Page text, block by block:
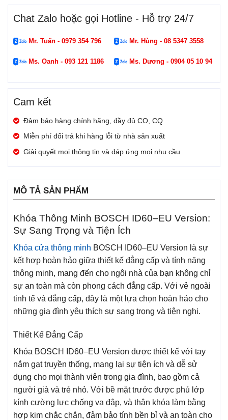
Chat Zalo hoặc gọi Hotline - Hỗ trợ 24/7
Mr. Tuấn - 0979 354 796 Mr. Hùng - 08 5347 3558
Ms. Oanh - 093 121 1186 Ms. Dương - 0904 05 10 94
Cam kết
Đảm bảo hàng chính hãng, đầy đủ CO, CQ
Miễn phí đổi trả khi hàng lỗi từ nhà sản xuất
Giải quyết mọi thông tin và đáp ứng mọi nhu cầu
MÔ TẢ SẢN PHẨM
Khóa Thông Minh BOSCH ID60–EU Version:
Sự Sang Trọng và Tiện Ích
Khóa cửa thông minh BOSCH ID60–EU Version là sự
kết hợp hoàn hảo giữa thiết kế đẳng cấp và tính năng
thông minh, mang đến cho ngôi nhà của bạn không chỉ
sự an toàn mà còn phong cách đẳng cấp. Với vẻ ngoài
tinh tế và đẳng cấp, đây là một lựa chọn hoàn hảo cho
những gia đình yêu thích sự sang trọng và tiện nghi.
Thiết Kế Đẳng Cấp
Khóa BOSCH ID60–EU Version được thiết kế với tay
nắm gạt truyền thống, mang lại sự tiện ích và dễ sử
dụng cho mọi thành viên trong gia đình, bao gồm cả
người già và trẻ nhỏ. Với bề mặt trước được phủ lớp
kính cường lực chống va đập, và thân khóa làm bằng
hợp kim chắc chắn, đảm bảo tính bền bỉ và an toàn cho